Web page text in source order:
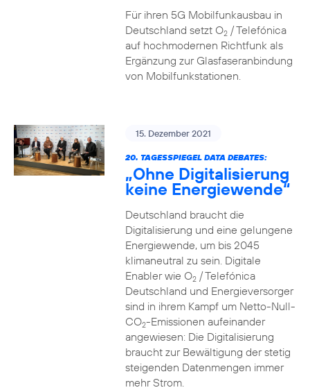
Für ihren 5G Mobilfunkausbau in
Deutschland setzt O2/ Telefónica
auf hochmodernen Richtfunk als
Ergänzung zur Glasfaseranbindung
von Mobilfunkstationen.
15. Dezember 2021
20. TAGESSPIEGEL DATA DEBATES:
„Ohne Digitalisierung
keine Energiewende“
Deutschland braucht die
Digitalisierung und eine gelungene
Energiewende, um bis 2045
klimaneutral zu sein. Digitale
Enabler wie O2/ Telefónica
Deutschland und Energieversorger
sind in ihrem Kampf um Netto-Null-
CO2-Emissionen aufeinander
angewiesen: Die Digitalisierung
braucht zur Bewältigung der stetig
steigenden Datenmengen immer
mehr Strom.